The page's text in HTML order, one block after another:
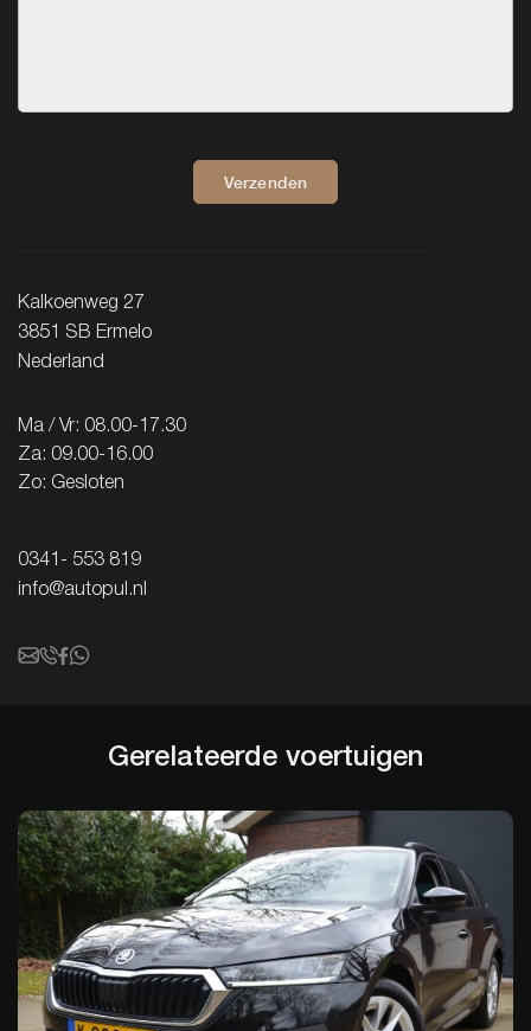
Verzenden
Kalkoenweg 27
3851 SB Ermelo
Nederland
Ma / Vr: 08.00-17.30
Za: 09.00-16.00
Zo: Gesloten
0341- 553 819
info@autopul.nl
Gerelateerde voertuigen